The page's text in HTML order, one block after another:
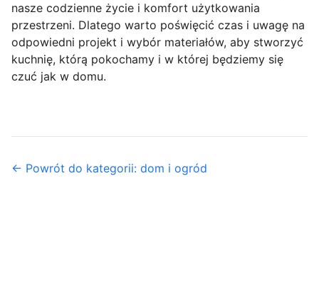
nasze codzienne życie i komfort użytkowania
przestrzeni. Dlatego warto poświęcić czas i uwagę na
odpowiedni projekt i wybór materiałów, aby stworzyć
kuchnię, którą pokochamy i w której będziemy się
czuć jak w domu.
← Powrót do kategorii: dom i ogród